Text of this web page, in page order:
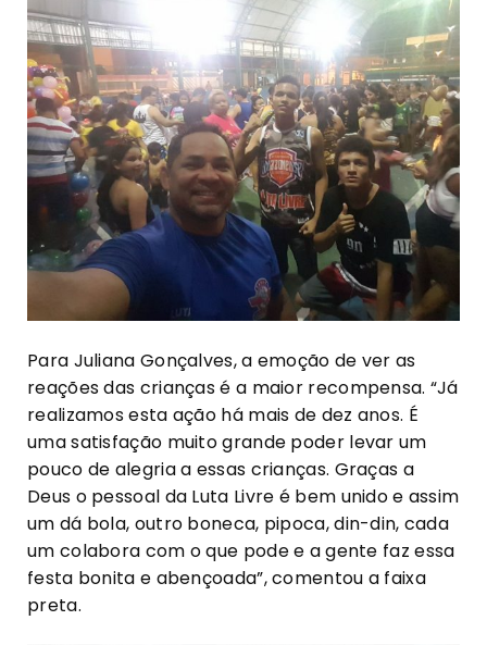
Para Juliana Gonçalves, a emoção de ver as
reações das crianças é a maior recompensa. “Já
realizamos esta ação há mais de dez anos. É
uma satisfação muito grande poder levar um
pouco de alegria a essas crianças. Graças a
Deus o pessoal da Luta Livre é bem unido e assim
um dá bola, outro boneca, pipoca, din-din, cada
um colabora com o que pode e a gente faz essa
festa bonita e abençoada”, comentou a faixa
preta.